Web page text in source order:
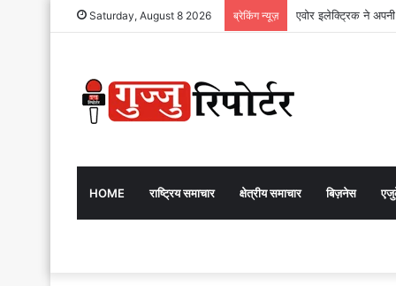
Saturday, August 8 2026 ब्रेकिंग न्यूज़ एवोर इलेक्ट्रिक ने
HOME राष्ट्रिय समाचार क्षेत्रीय समाचार बिज़नेस